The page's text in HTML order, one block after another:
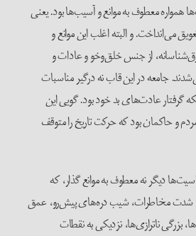
همواره معطوف به موانع و آسیب‌ها بود. یعنی
می‌انداخت. و البته اغلب این موانع و
از جنس خلق‌و‌خو و عادات و
جامعه در این قاب نه درگیر مناسبات
گرفتار عادت‌های بد خود بود. گویی این
و حاکمان بود که حرکت تاریخ را متوقف
دیگر نه معطوف به موانع گذار، که
مخاطرات، شیب دره‌های پیش‌رو، عمق
ناترازی‌ها، نزدیکی به نقطات